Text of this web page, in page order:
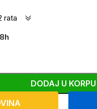
rata
DODAJ U KORPU